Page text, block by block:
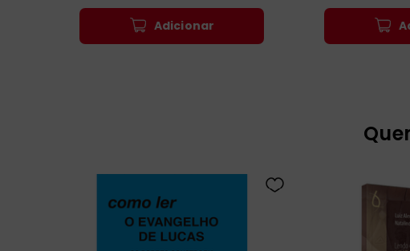
Adicionar